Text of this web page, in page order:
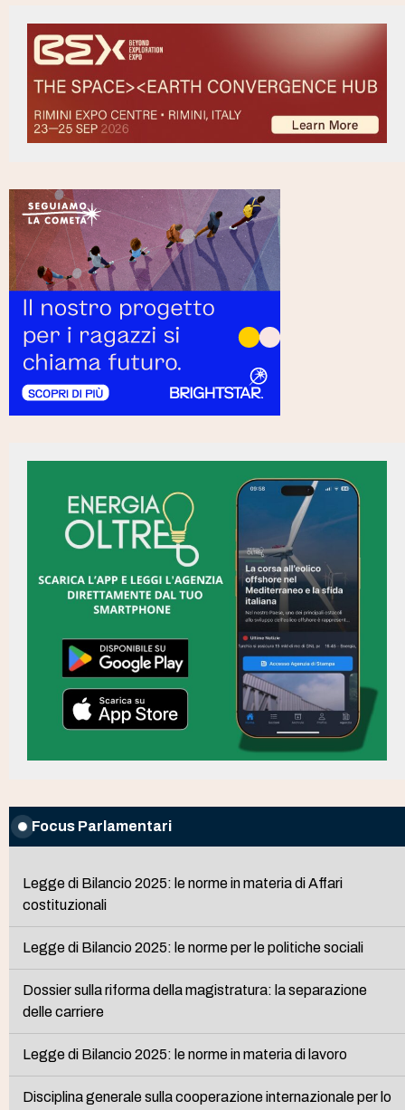
Focus Parlamentari
Legge di Bilancio 2025: le norme in materia di Affari
costituzionali
Legge di Bilancio 2025: le norme per le politiche sociali
Dossier sulla riforma della magistratura: la separazione
delle carriere
Legge di Bilancio 2025: le norme in materia di lavoro
Disciplina generale sulla cooperazione internazionale per lo